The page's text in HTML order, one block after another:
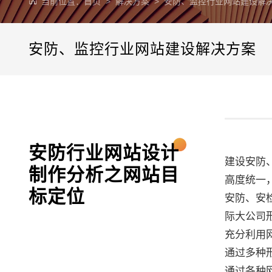
安防、监控行业网站建设解决方案
安防行业网站设计
制作分析之网站目
标定位
建设安防
高度统一
安防、安
际大公司
充分利用
通过多种